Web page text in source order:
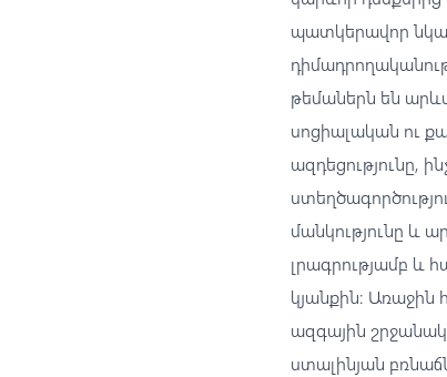
պատկերավոր
թեմաներն են
սոցիալական ու
ազդեցությունը,
մանկությունը և
լրագրությամբ և
կյանքին։
ազգային
ստալինյան